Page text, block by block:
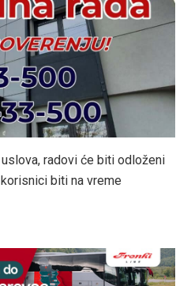
radovi će biti odloženi
biti na vreme